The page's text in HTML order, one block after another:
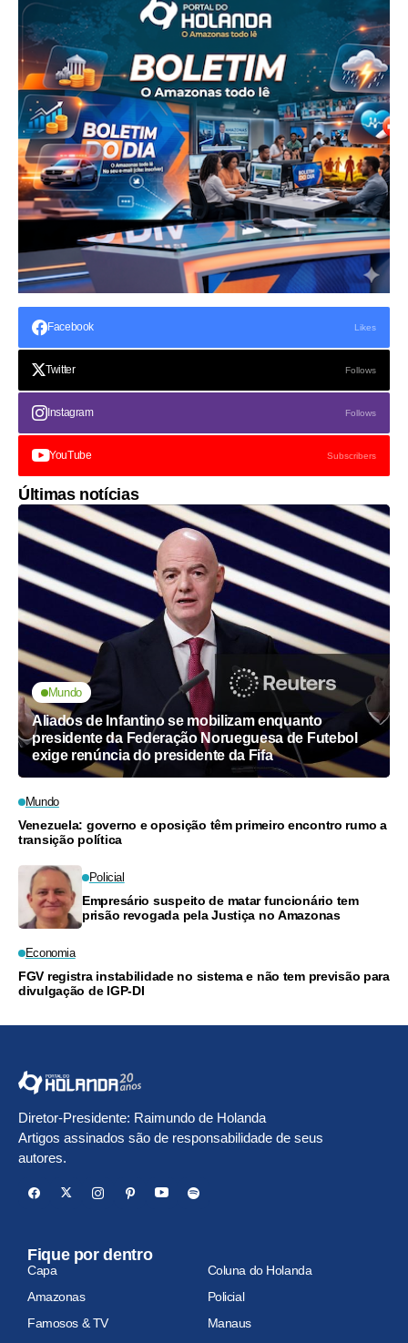
Facebook Likes
Twitter Follows
Instagram Follows
YouTube Subscribers
Últimas notícias
Mundo
Aliados de Infantino se mobilizam enquanto
presidente da Federação Norueguesa de Futebol
exige renúncia do presidente da Fifa
Mundo
Venezuela: governo e oposição têm primeiro encontro rumo a
transição política
Policial
Empresário suspeito de matar funcionário tem
prisão revogada pela Justiça no Amazonas
Economia
FGV registra instabilidade no sistema e não tem previsão para
divulgação de IGP-DI
Diretor-Presidente: Raimundo de Holanda
Artigos assinados são de responsabilidade de seus
autores.
Fique por dentro
Capa
Coluna do Holanda
Amazonas
Policial
Famosos & TV
Manaus